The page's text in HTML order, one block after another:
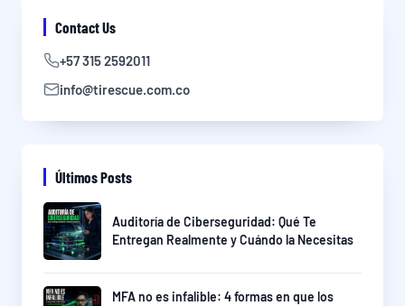
Contact Us
+57 315 2592011
info@tirescue.com.co
Últimos Posts
Auditoría de Ciberseguridad: Qué Te
Entregan Realmente y Cuándo la Necesitas
MFA no es infalible: 4 formas en que los